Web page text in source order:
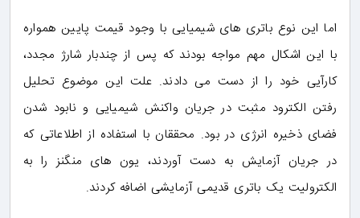
اما این نوع باتری های شیمیایی با وجود قیمت پایین همواره
با این اشکال مهم مواجه بودند که پس از چندبار شارژ مجدد،
کارآیی خود را از دست می دادند. علت این موضوع تحلیل
رفتن الکترود مثبت در جریان واکنش شیمیایی و نابود شدن
فضای ذخیره انرژی در بود. محققان با استفاده از اطلاعاتی که
در جریان آزمایش به دست آوردند، یون های منگنز را به
الکترولیت یک باتری قدیمی آزمایشی اضافه کردند.